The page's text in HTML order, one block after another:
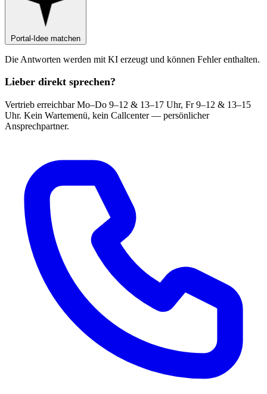
Portal-Idee matchen
Die Antworten werden mit KI erzeugt und können Fehler enthalten.
Lieber direkt sprechen?
Vertrieb erreichbar Mo–Do 9–12 & 13–17 Uhr, Fr 9–12 & 13–15
Uhr. Kein Wartemenü, kein Callcenter — persönlicher
Ansprechpartner.